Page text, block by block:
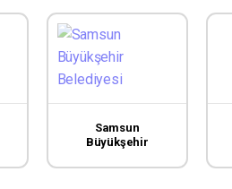
Samsun
Büyükşehir